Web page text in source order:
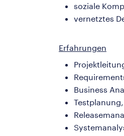
soziale
vernetztes
Erfahrungen
Business